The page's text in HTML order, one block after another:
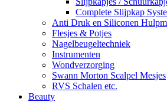
Complete Slijpkap
Anti Druk en Siliconen
Flesjes & Potjes
Nagelbeugeltechniek
Instrumenten
Wondverzorging
Swann Morton Scalpel Mesjes
RVS Schalen etc.
Beauty